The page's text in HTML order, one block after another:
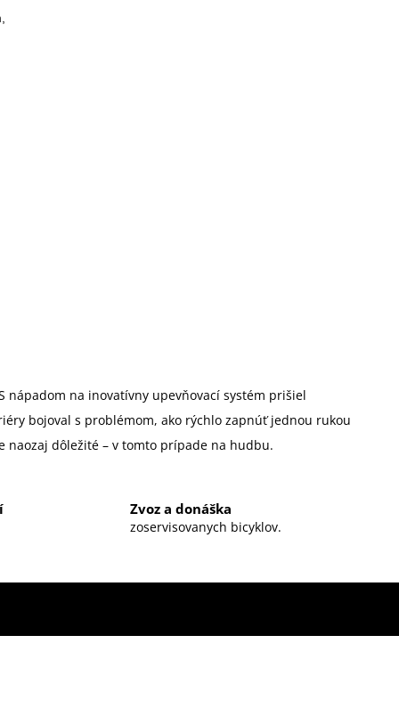
nápadom na inovatívny upevňovací systém prišiel
bojoval s problémom, ako rýchlo zapnúť jednou rukou
naozaj dôležité – v tomto prípade na hudbu.
Zvoz a donáška
zoservisovanych bicyklov.